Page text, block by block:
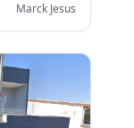
Marck Jesus